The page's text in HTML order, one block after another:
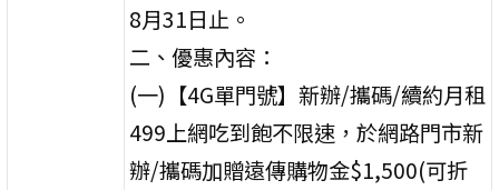
8月31日止。
二、優惠內容：
(一)【4G單門號】新辦/攜碼/續約月租
499上網吃到飽不限速，於網路門市新
辦/攜碼加贈遠傳購物金$1,500(可折